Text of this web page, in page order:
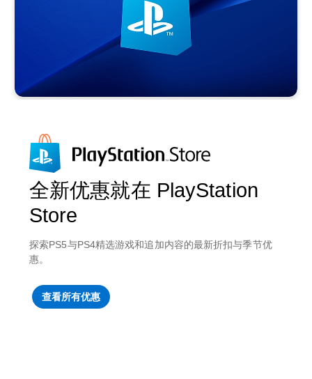
全新优惠就在 PlayStation
Store
探索PS5与PS4精选游戏和追加内容的最新折扣与季节优
惠。
查看所有优惠